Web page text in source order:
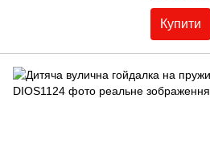
Купити